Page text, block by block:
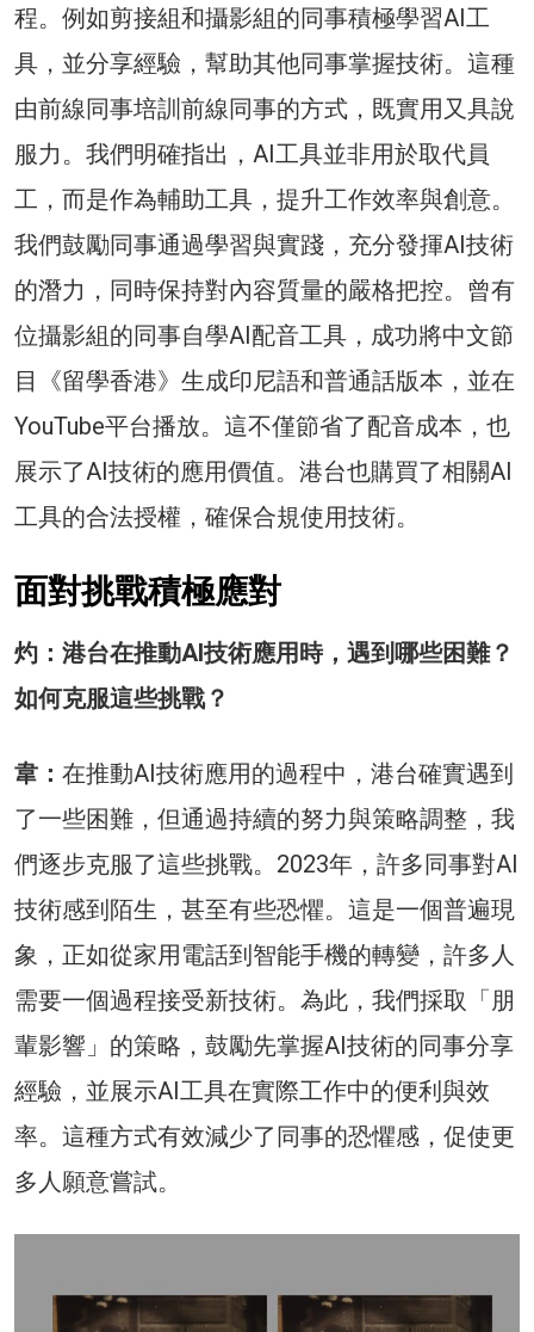
程。例如剪接組和攝影組的同事積極學習AI工
具，並分享經驗，幫助其他同事掌握技術。這種
由前線同事培訓前線同事的方式，既實用又具說
服力。我們明確指出，AI工具並非用於取代員
工，而是作為輔助工具，提升工作效率與創意。
我們鼓勵同事通過學習與實踐，充分發揮AI技術
的潛力，同時保持對內容質量的嚴格把控。曾有
位攝影組的同事自學AI配音工具，成功將中文節
目《留學香港》生成印尼語和普通話版本，並在
YouTube平台播放。這不僅節省了配音成本，也
展示了AI技術的應用價值。港台也購買了相關AI
工具的合法授權，確保合規使用技術。
面對挑戰積極應對
灼：港台在推動AI技術應用時，遇到哪些困難？
如何克服這些挑戰？
韋： 在推動AI技術應用的過程中，港台確實遇到
了一些困難，但通過持續的努力與策略調整，我
們逐步克服了這些挑戰。2023年，許多同事對AI
技術感到陌生，甚至有些恐懼。這是一個普遍現
象，正如從家用電話到智能手機的轉變，許多人
需要一個過程接受新技術。為此，我們採取「朋
輩影響」的策略，鼓勵先掌握AI技術的同事分享
經驗，並展示AI工具在實際工作中的便利與效
率。這種方式有效減少了同事的恐懼感，促使更
多人願意嘗試。